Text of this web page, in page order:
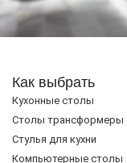
Как выбрать
Кухонные столы
Cтолы трансформеры
Стулья для кухни
Компьютерные столы